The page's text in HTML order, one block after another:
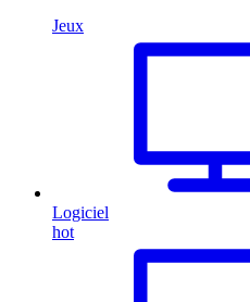
Jeux
Logiciel
hot